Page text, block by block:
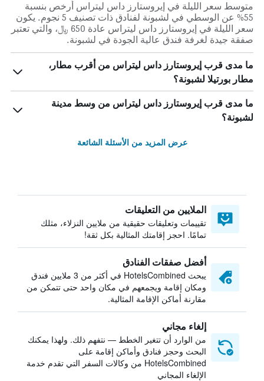
متوسط سعر الليلة في إيروستارز داس ليتراس أرخص بنسبة
55% عن الوسطي في لشبونة لفنادق ذات تصنيف 5 نجوم. يكون
سعر الليلة في إيروستارز داس ليتراس عادة 650 ﷼، والتي تعتبر
صفقة جيدة لغرفة فندق عالية الجودة في لشبونة.
ما مدى قرب إيروستارز داس ليتراس من أقرب مطار،
مطار بورتيلا لشبونة؟
ما مدى قرب إيروستارز داس ليتراس من وسط مدينة
لشبونة؟
عرض المزيد من الأسئلة الشائعة
الملايين من التعليقات
تقييمات وتعليقات حقيقية من ملايين النزلاء، مثلك
تمامًا. احجز إقامتك المثالية بكل ثقة!
أفضل صفقات الفنادق
يبحث HotelsCombined في أكثر من 3 ملايين فندق
ومكان إقامة ويجمعهم في مكان واحد حتى تتمكن من
مقارنة أماكن الإقامة المثالية.
إلغاء مجاني
من الوارد أن تتغير الخطط — نتفهم ذلك. ولهذا يمكنك
البحث وحجز فنادق وأماكن إقامة على
HotelsCombined من وكالات السفر التي تقدم خدمة
الإلغاء المجاني